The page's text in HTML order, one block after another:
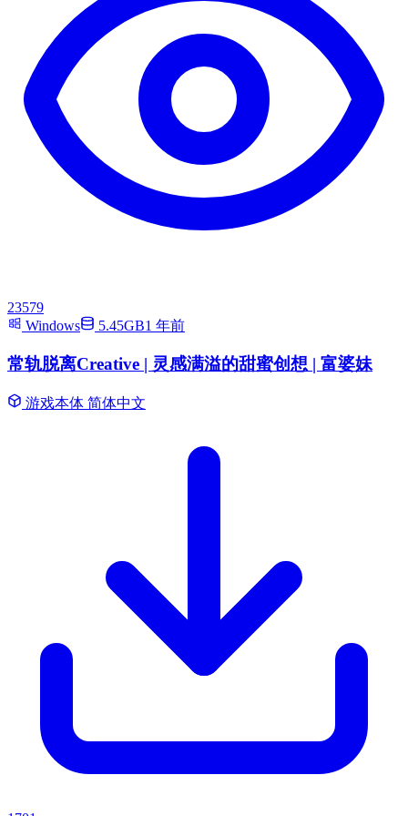
23579
Windows
5.45GB1 年前
常轨脱离Creative | 灵感满溢的甜蜜创想 | 富婆妹
游戏本体 简体中文